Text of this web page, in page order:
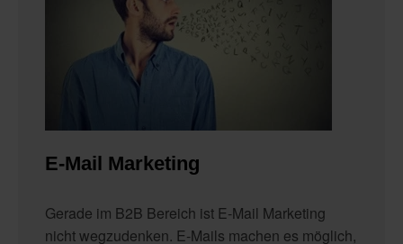
E-Mail Marketing
Gerade im B2B Bereich ist E-Mail Marketing
nicht wegzudenken. E-Mails machen es möglich,